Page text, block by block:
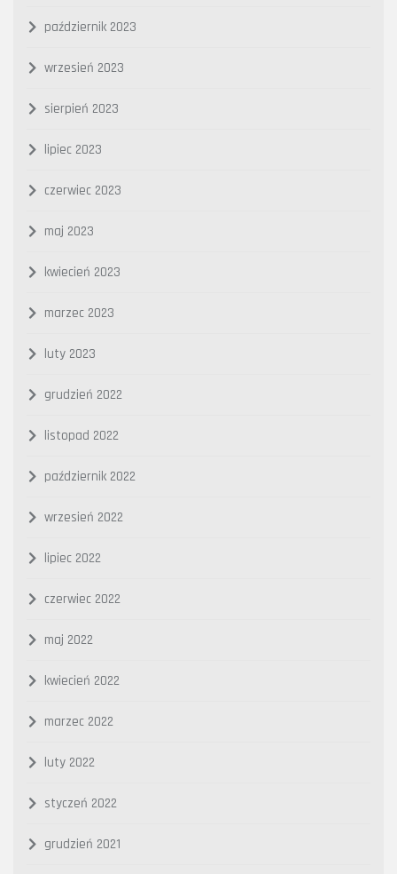
październik 2023
wrzesień 2023
sierpień 2023
lipiec 2023
czerwiec 2023
maj 2023
kwiecień 2023
marzec 2023
luty 2023
grudzień 2022
listopad 2022
październik 2022
wrzesień 2022
lipiec 2022
czerwiec 2022
maj 2022
kwiecień 2022
marzec 2022
luty 2022
styczeń 2022
grudzień 2021